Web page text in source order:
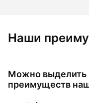
Наши
Можно выделить
преимуществ